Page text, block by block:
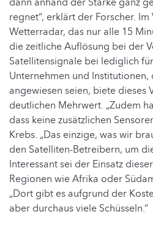
regnet“, erklärt der Forscher.
Wetterradar, das nur alle 15
die zeitliche Auflösung bei der
Satellitensignale bei lediglich
Unternehmen und
angewiesen seien, biete dieses
deutlichen Mehrwert. „Zudem
dass keine zusätzlichen
Krebs. „Das einzige, was wir
den Satelliten-Betreibern, um
Interessant sei der Einsatz
Regionen wie Afrika oder
„Dort gibt es aufgrund der
aber durchaus viele Schüsseln.“